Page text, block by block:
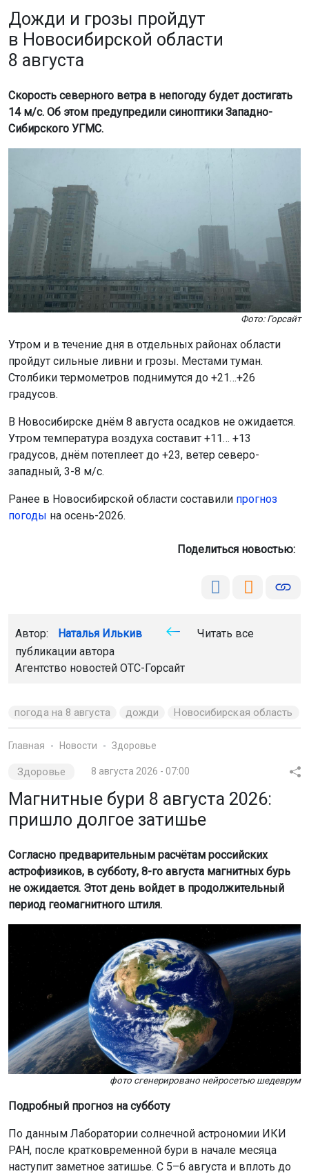
Дожди и грозы пройдут
в Новосибирской области
8 августа
Скорость северного ветра в непогоду будет достигать
14 м/с. Об этом предупредили синоптики Западно-
Сибирского УГМС.
Фото: Горсайт
Утром и в течение дня в отдельных районах области
пройдут сильные ливни и грозы. Местами туман.
Столбики термометров поднимутся до +21…+26
градусов.
В Новосибирске днём 8 августа осадков не ожидается.
Утром температура воздуха составит +11… +13
градусов, днём потеплеет до +23, ветер северо-
западный, 3-8 м/с.
Ранее в Новосибирской области составили прогноз
погоды на осень-2026.
Поделиться новостью:
Автор: Наталья Илькив
Читать все
публикации автора
Агентство новостей ОТС-Горсайт
погода на 8 августа дожди Новосибирская область
Главная Новости Здоровье
Здоровье 8 августа 2026 - 07:00
Магнитные бури 8 августа 2026:
пришло долгое затишье
Согласно предварительным расчётам российских
астрофизиков, в субботу, 8-го августа магнитных бурь
не ожидается. Этот день войдет в продолжительный
период геомагнитного штиля.
фото сгенерировано нейросетью шедеврум
Подробный прогноз на субботу
По данным Лаборатории солнечной астрономии ИКИ
РАН, после кратковременной бури в начале месяца
наступит заметное затишье. С 5–6 августа и вплоть до